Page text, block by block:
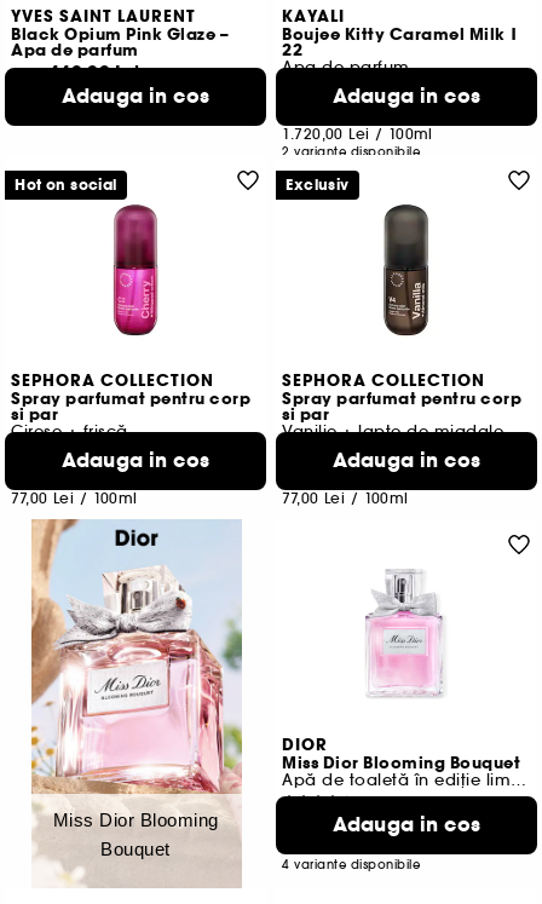
YVES SAINT LAURENT
Black Opium Pink Glaze –
Apa de parfum
De la 440,00 Lei
1.466,67 Lei /100ml
3 variante disponibile
Adauga in cos
KAYALI
Boujee Kitty Caramel Milk |
22
Apa de parfum
172,00 Lei
1.720,00 Lei / 100ml
2 variante disponibile
Adauga in cos
SEPHORA COLLECTION
Spray parfumat pentru corp
si par
Cireșe + frișcă
77,00 Lei / 100ml
Adauga in cos
Hot on social
SEPHORA COLLECTION
Spray parfumat pentru corp
si par
Vanilie + lapte de migdale
77,00 Lei / 100ml
Adauga in cos
Exclusiv
Miss Dior Blooming
Bouquet
DIOR
Miss Dior Blooming Bouquet
Apă de toaletă în ediție limitată
2600
412,00 Lei
4 variante disponibile
Adauga in cos